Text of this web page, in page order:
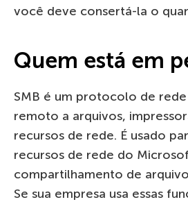
você deve consertá-la o
Quem está em
SMB é um protocolo de
remoto a arquivos,
recursos de rede. É usado
recursos de rede do
compartilhamento de
Se sua empresa usa essas